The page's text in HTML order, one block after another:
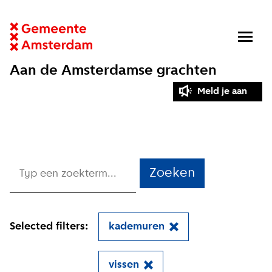
Aan de Amsterdamse grachten
Meld je aan
Zoeken
Selected filters: kademuren
vissen